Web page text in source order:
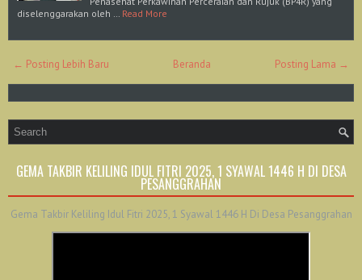
diselenggarakan oleh … Read More
← Posting Lebih Baru Posting Lama →
Beranda
GEMA TAKBIR KELILING IDUL FITRI 2025, 1 SYAWAL 1446 H DI DESA
PESANGGRAHAN
Gema Takbir Keliling Idul Fitri 2025, 1 Syawal 1446 H Di Desa Pesanggrahan